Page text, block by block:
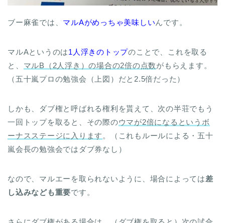
ブー麻雀では、 マルAがめっちゃ美味しいんです。
マルAというのは1人浮きのトップのことで、これを取る
と、 マルB（2人浮き）の場合の2倍の点数がもらえます。
（五十嵐プロの勉強会（上図）だと2.5倍だった）
しかも、ダブ権と呼ばれる権利を貰えて、次の半荘でもう
一回トップを取ると、その際のウマが2倍になるというボ
ーナスステージに入ります。（これもルールによる・五十
嵐会長の勉強会ではダブ券なし）
なので、マルエーを取られないように、場合によっては差
し込みなども重要です。